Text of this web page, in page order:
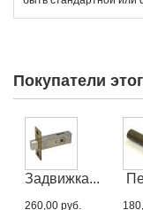
Покупатели
Задвижка...
260,00 руб.